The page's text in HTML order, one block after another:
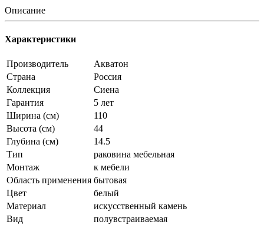
Описание
Характеристики
Производитель
Акватон
Страна
Россия
Коллекция
Сиена
Гарантия
5 лет
Ширина (см)
110
Высота (см)
44
Глубина (см)
14.5
Тип
раковина мебельная
Монтаж
к мебели
Область применения бытовая
Цвет
белый
Материал
искусственный камень
Вид
полувстраиваемая